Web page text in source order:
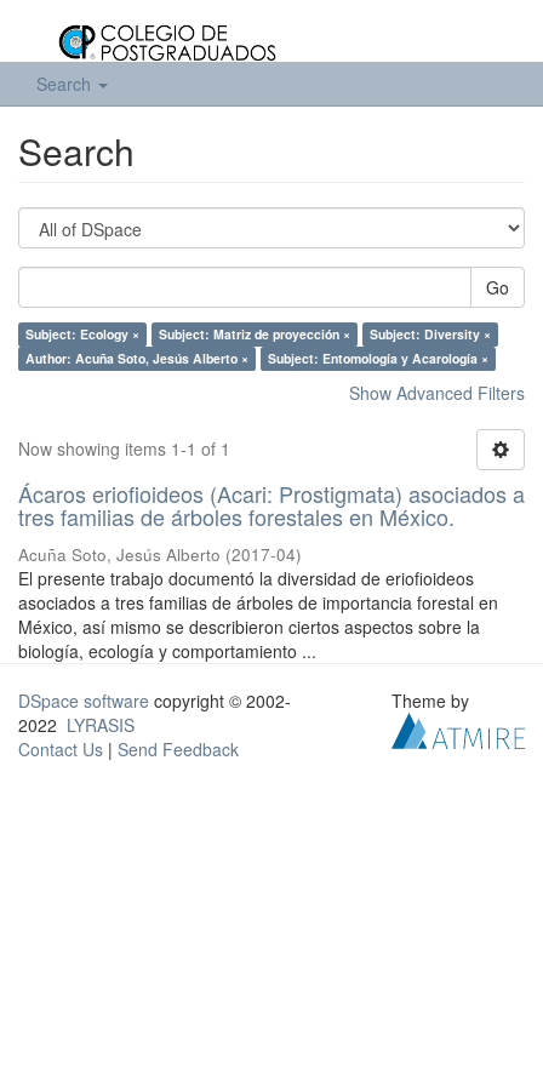
Search
Search
Go
Subject: Ecology × Subject: Matriz de proyección ×
Subject: Diversity ×
Author: Acuña Soto, Jesús Alberto ×
Subject: Entomología y Acarología ×
Show Advanced Filters
Now showing items 1-1 of 1
Ácaros eriofioideos (Acari: Prostigmata) asociados a
tres familias de árboles forestales en México.
Acuña Soto, Jesús Alberto (2017-04)
El presente trabajo documentó la diversidad de eriofioideos
asociados a tres familias de árboles de importancia forestal en
México, así mismo se describieron ciertos aspectos sobre la
biología, ecología y comportamiento ...
DSpace software copyright © 2002-
2022 LYRASIS
Contact Us | Send Feedback
Theme by